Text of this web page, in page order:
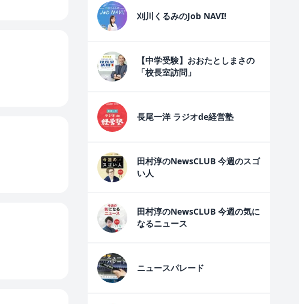
刈川くるみのJob NAVI!
【中学受験】おおたとしまさの
「校長室訪問」
長尾一洋 ラジオde経営塾
田村淳のNewsCLUB 今週のスゴ
い人
田村淳のNewsCLUB 今週の気に
なるニュース
ニュースパレード